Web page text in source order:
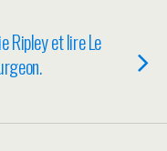
Ripley et lire Le